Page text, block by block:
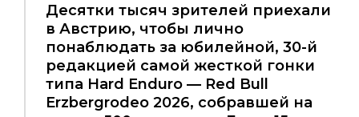
Десятки тысяч зрителей приехали
в Австрию, чтобы лично
понаблюдать за юбилейной, 30-й
редакцией самой жесткой гонки
типа Hard Enduro — Red Bull
Erzbergrodeo 2026, собравшей на